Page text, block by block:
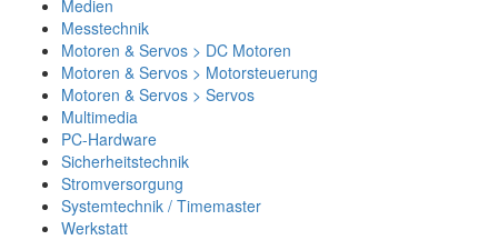
Medien
Messtechnik
Motoren & Servos > DC Motoren
Motoren & Servos > Motorsteuerung
Motoren & Servos > Servos
Multimedia
PC-Hardware
Sicherheitstechnik
Stromversorgung
Systemtechnik / Timemaster
Werkstatt